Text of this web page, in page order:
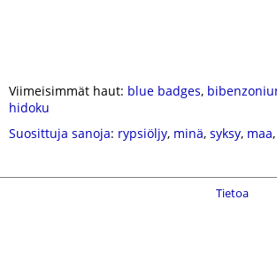
Viimeisimmät haut: blue badges,
hidoku
Suosittuja sanoja: rypsiöljy, minä, syksy, maa,
Tietoa